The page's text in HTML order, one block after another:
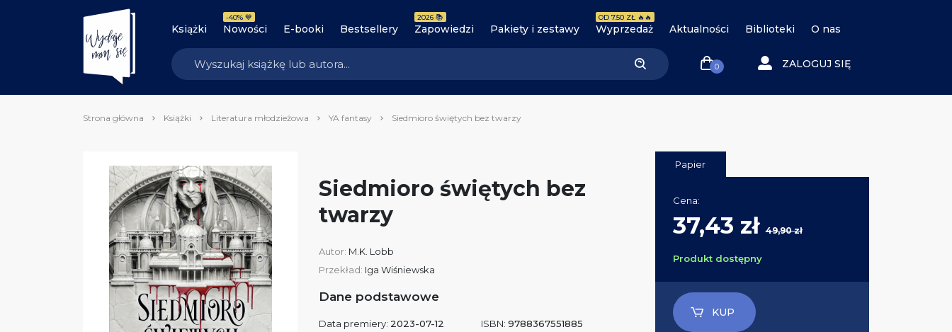
Książki Nowości
-40% 💙
E-booki Bestsellery Zapowiedzi
2026 📚
Pakiety i zestawy Wyprzedaż
OD 7.50 ZŁ 🔥🔥
Aktualności Biblioteki O nas
0 ZALOGUJ SIĘ
Strona główna Książki Literatura młodzieżowa YA fantasy Siedmioro świętych bez twarzy
Siedmioro świętych bez
twarzy
Autor: M.K. Lobb
Przekład: Iga Wiśniewska
Dane podstawowe
Data premiery: 2023-07-12
ISBN: 9788367551885
Papier
Cena:
37,43 zł49,90 zł
Produkt dostępny
KUP